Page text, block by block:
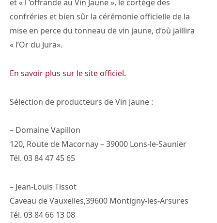
et « l ‘offrande au Vin Jaune », le cortège des
confréries et bien sûr la cérémonie officielle de la
mise en perce du tonneau de vin jaune, d’où jaillira
« l’Or du Jura».
En savoir plus sur le site officiel.
Sélection de producteurs de Vin Jaune :
– Domaine Vapillon
120, Route de Macornay – 39000 Lons-le-Saunier
Tél. 03 84 47 45 65
– Jean-Louis Tissot
Caveau de Vauxelles,39600 Montigny-les-Arsures
Tél. 03 84 66 13 08